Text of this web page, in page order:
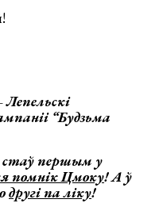
“Будзьма
стаў першым у
помнік Цмоку! А ў
другі па ліку!